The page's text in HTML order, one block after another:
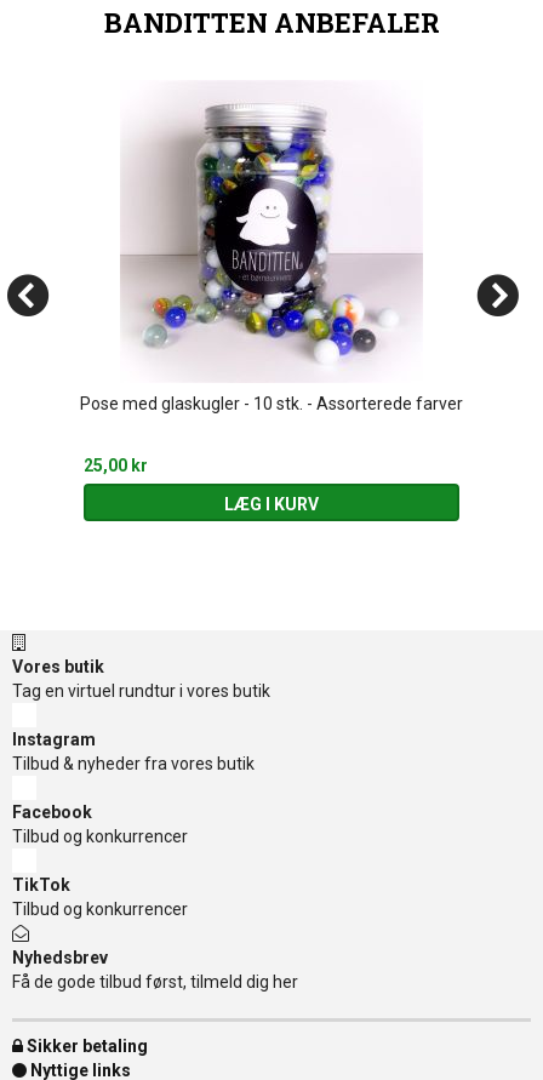
BANDITTEN ANBEFALER
Pose med glaskugler - 10 stk. - Assorterede farver
25,00 kr
LÆG I KURV
Vores butik
Tag en virtuel rundtur i vores butik
Instagram
Tilbud & nyheder fra vores butik
Facebook
Tilbud og konkurrencer
TikTok
Tilbud og konkurrencer
Nyhedsbrev
Få de gode tilbud først, tilmeld dig her
Sikker betaling
Nyttige links